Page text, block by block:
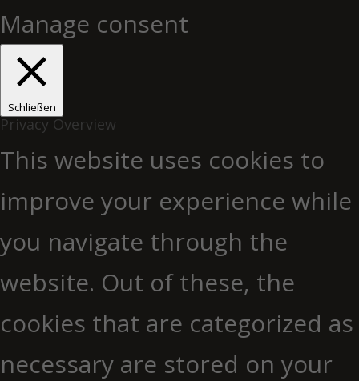
Manage consent
Schließen
Privacy Overview
This website uses cookies to
improve your experience while
you navigate through the
website. Out of these, the
cookies that are categorized as
necessary are stored on your